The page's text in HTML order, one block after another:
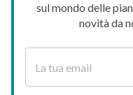
sul mondo delle
novità da